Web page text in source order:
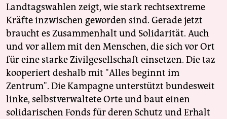
Landtagswahlen zeigt, wie stark rechtsextreme
Kräfte inzwischen geworden sind. Gerade jetzt
braucht es Zusammenhalt und Solidarität. Auch
und vor allem mit den Menschen, die sich vor Ort
für eine starke Zivilgesellschaft einsetzen. Die taz
kooperiert deshalb mit "Alles beginnt im
Zentrum". Die Kampagne unterstützt bundesweit
linke, selbstverwaltete Orte und baut einen
solidarischen Fonds für deren Schutz und Erhalt